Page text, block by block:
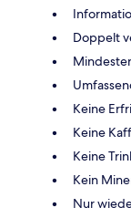
Doppelt
Keine
Keine
Keine
Kein
Nur